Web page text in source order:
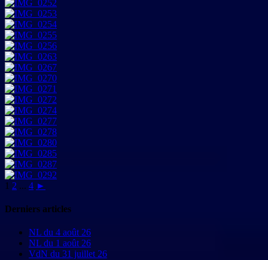
1 2 ... 4 ►
Derniers articles
NL du 4 août 26
NL du 1 août 26
VdN du 31 juillet 26